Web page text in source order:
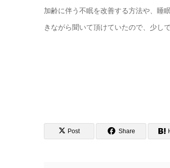
加齢に伴う不眠を改善する方法や、睡
きながら聞いて頂けていたので、少し
Post Share